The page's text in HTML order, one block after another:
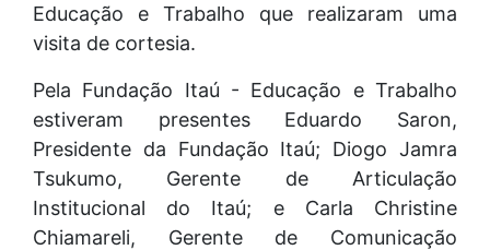
Educação e Trabalho que realizaram uma
visita de cortesia.
Pela Fundação Itaú - Educação e Trabalho
estiveram presentes Eduardo Saron,
Presidente da Fundação Itaú; Diogo Jamra
Tsukumo, Gerente de Articulação
Institucional do Itaú; e Carla Christine
Chiamareli, Gerente de Comunicação